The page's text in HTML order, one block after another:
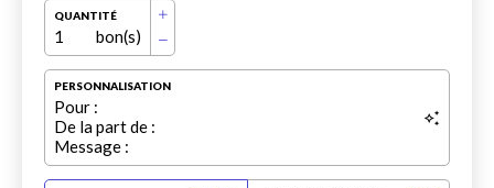
QUANTITÉ
1 bon(s)
PERSONNALISATION
Pour :
De la part de :
Message :